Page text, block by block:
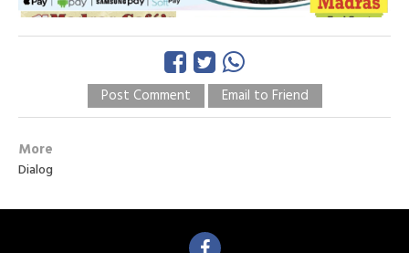
Post Comment Email to Friend
More
Dialog